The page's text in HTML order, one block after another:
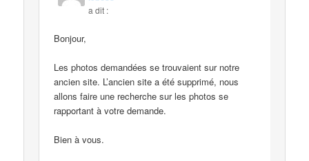
a dit :
Bonjour,
Les photos demandées se trouvaient sur notre
ancien site. L’ancien site a été supprimé, nous
allons faire une recherche sur les photos se
rapportant à votre demande.
Bien à vous.